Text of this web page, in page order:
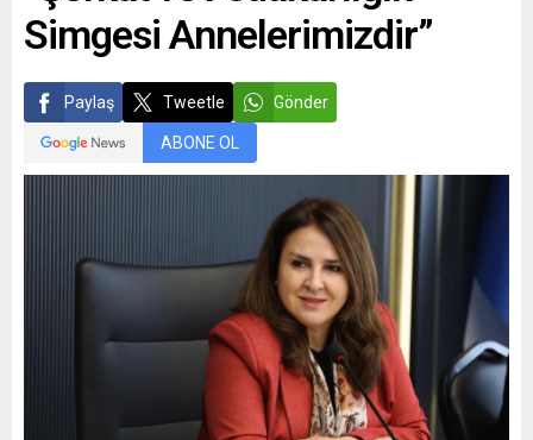
Simgesi Annelerimizdir”
Paylaş Tweetle Gönder
ABONE OL